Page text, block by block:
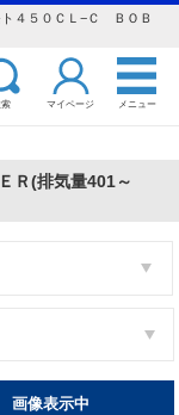
４５０ＣＬ−Ｃ ＢＯＢ
マイページ メニュー
Ｒ(排気量401～
画像表示中